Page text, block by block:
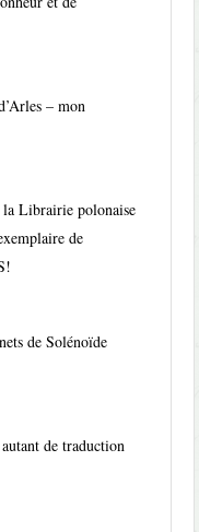
– mon
la Librairie polonaise
de
de Solénoïde
de traduction